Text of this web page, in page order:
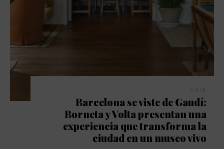
ARTE
Barcelona se viste de Gaudí:
Borneta y Volta presentan una
experiencia que transforma la
ciudad en un museo vivo